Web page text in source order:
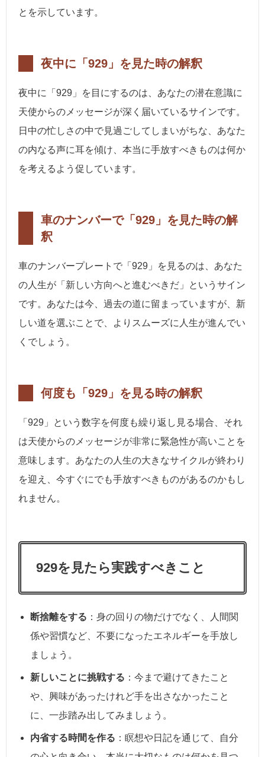
とを示しています。
夜中に「929」を見た時の解釈
夜中に「929」を目にするのは、あなたの潜在意識に
天使からのメッセージが深く届いているサインです。
日中の忙しさの中で見過ごしてしまいがちな、あなた
の内なる声に耳を傾け、本当に手放すべきものは何か
を考えるよう促しています。
車のナンバーで「929」を見た時の解
釈
車のナンバープレートで「929」を見るのは、あなた
の人生が「新しい方向へと進むべきだ」というサイン
です。あなたは今、過去の道に留まっていますが、新
しい道を選ぶことで、よりスムーズに人生が進んでい
くでしょう。
何度も「929」を見る時の解釈
「929」という数字を何度も繰り返し見る場合、それ
は天使からのメッセージが非常に緊急性が高いことを
意味します。あなたの人生の大きなサイクルが終わり
を迎え、今すぐにでも手放すべきものがあるのかもし
れません。
929を見たら実践すべきこと
断捨離をする ：身の回りの物だけでなく、人間関
係や習慣など、不要になったエネルギーを手放し
ましょう。
新しいことに挑戦する ：今まで避けてきたこと
や、興味があったけれど手を出さなかったこと
に、一歩踏み出してみましょう。
内省する時間を作る ：瞑想や日記を通じて、自分